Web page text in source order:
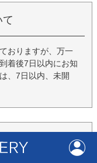
おりますが、万一
着後7日以内にお知
、7日以内、未開
いて